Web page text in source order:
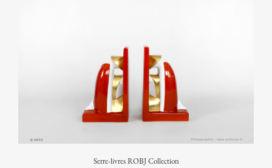
Serre-livres ROBJ Collection